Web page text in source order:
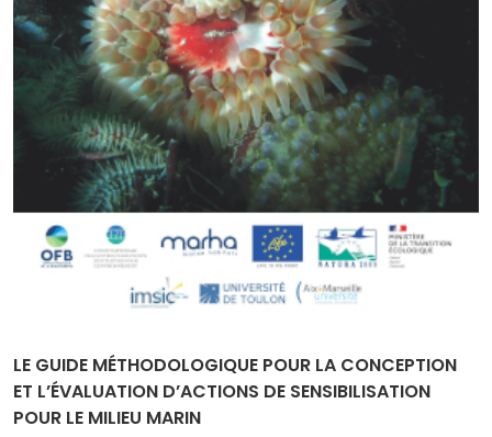
LE GUIDE MÉTHODOLOGIQUE POUR LA CONCEPTION
ET L’ÉVALUATION D’ACTIONS DE SENSIBILISATION
POUR LE MILIEU MARIN